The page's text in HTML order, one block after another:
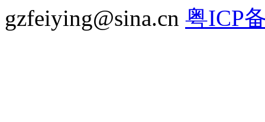
gzfeiying@sina.cn 粤ICP